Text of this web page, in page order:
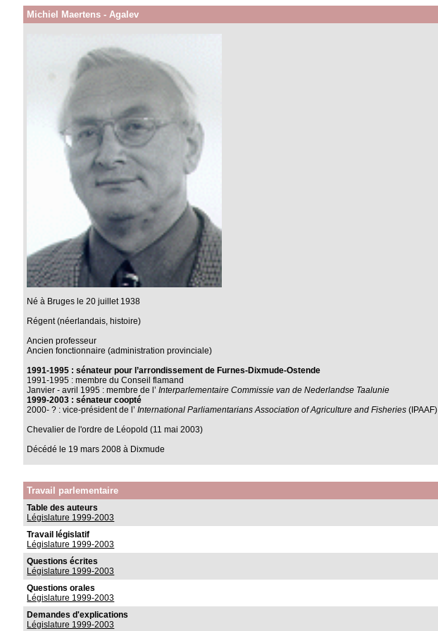
Michiel Maertens - Agalev
Né à Bruges le 20 juillet 1938
Régent (néerlandais, histoire)
Ancien professeur
Ancien fonctionnaire (administration provinciale)
1991-1995 : sénateur pour l’arrondissement de Furnes-Dixmude-Ostende
1991-1995 : membre du Conseil flamand
Janvier - avril 1995 : membre de l’Interparlementaire Commissie van de Nederlandse Taalunie
1999-2003 : sénateur coopté
2000- ? : vice-président de l’International Parliamentarians Association of Agriculture and Fisheries(IPAAF)
Chevalier de l'ordre de Léopold (11 mai 2003)
Décédé le 19 mars 2008 à Dixmude
Travail parlementaire
Table des auteurs
Législature 1999-2003
Travail législatif
Législature 1999-2003
Questions écrites
Législature 1999-2003
Questions orales
Législature 1999-2003
Demandes d'explications
Législature 1999-2003